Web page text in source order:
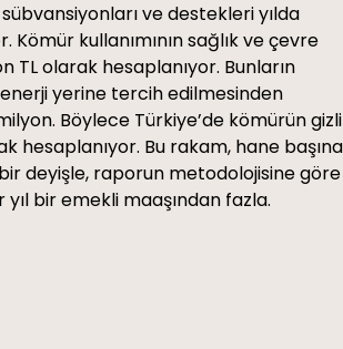
ve destekleri yılda
Kömür kullanımının sağlık ve çevre
TL olarak hesaplanıyor. Bunların
enerji yerine tercih edilmesinden
Böylece Türkiye’de kömürün gizli
hesaplanıyor. Bu rakam, hane başına
bir deyişle, raporun metodolojisine göre
bir emekli maaşından fazla.